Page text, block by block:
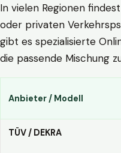
In vielen Regionen
oder privaten
gibt es spezialisierte
die passende Mischung
Anbieter / Modell
TÜV / DEKRA